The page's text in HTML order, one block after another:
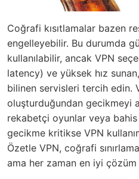
Coğrafi kısıtlamalar bazen
engelleyebilir. Bu durumda
kullanılabilir, ancak VPN
latency) ve yüksek hız
bilinen servisleri tercih edin.
oluşturduğundan gecikmeyi
rekabetçi oyunlar veya
gecikme kritikse VPN
Özetle VPN, coğrafi
ama her zaman en iyi